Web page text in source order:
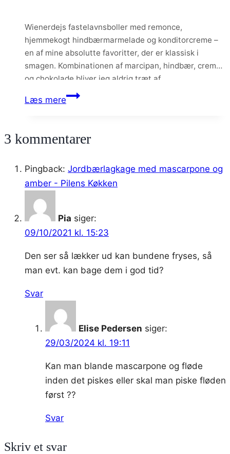
Wienerdejs fastelavnsboller med remonce,
hjemmekogt hindbærmarmelade og konditorcreme –
en af mine absolutte favoritter, der er klassisk i
smagen. Kombinationen af marcipan, hindbær, creme
og chokolade bliver jeg aldrig træt af.
Læs mereWienerdejs
remonce,
og
konditorcreme
3 kommentarer
Pingback: Jordbærlagkage med mascarpone og
amber - Pilens Køkken
Pia siger:
09/10/2021 kl. 15:23
Den ser så lækker ud kan bundene fryses, så
man evt. kan bage dem i god tid?
Svar
Elise Pedersen siger:
29/03/2024 kl. 19:11
Kan man blande mascarpone og fløde
inden det piskes eller skal man piske fløden
først ??
Svar
Skriv et svar